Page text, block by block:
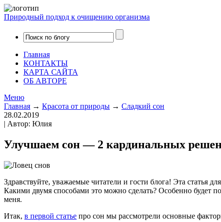
Природный подход к очищению организма
Главная
КОНТАКТЫ
КАРТА САЙТА
ОБ АВТОРЕ
Меню
Главная → Красота от природы → Сладкий сон
28.02.2019
| Автор: Юлия
Улучшаем сон — 2 кардинальных
Здравствуйте, уважаемые читатели и гости блога! Эта статья
Какими двумя способами это можно сделать? Особенно будет
меня.
Итак, в первой статье про сон мы рассмотрели основные